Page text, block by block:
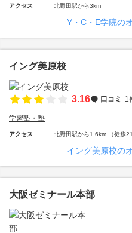
アクセス 北野田駅から3km
Y・C・E学院の
イング美原校
3.16 口コミ 1
学習塾・塾
アクセス 北野田駅から1.6km （徒歩21
イング美原校の
大阪ゼミナール本部